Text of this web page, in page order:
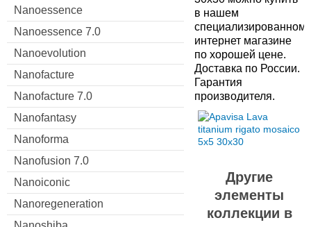
Nanoessence
Nanoessence 7.0
Nanoevolution
Nanofacture
Nanofacture 7.0
Nanofantasy
Nanoforma
Nanofusion 7.0
Nanoiconic
Nanoregeneration
в нашем
специализированном
интернет магазине
по хорошей цене.
Доставка по России.
Гарантия
производителя.
Другие
элементы
коллекции в